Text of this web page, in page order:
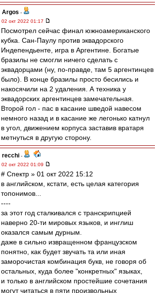
Argos -
02 окт 2022 01:17
Посмотрел сейчас финал южноамериканского
кубка. Сан-Паулу против эквадорского
Индепендьенте, игра в Аргентине. Богатые
бразилы не смогли ничего сделать с
эквадорцами (ну, по-правде, там 5 аргентинцев
было). В конце бразилы просто бесились и
накосячили на 2 удаления. А техника у
эквадорских аргентинцев замечательная.
Второй гол - пас в касание шведой навесом
немного назад и в касание же легонько катнул
в угол, движением корпуса заставив вратаря
метнуться в другую сторону.
recchi -
02 окт 2022 01:09
# Спектр » 01 окт 2022 15:12
в английском, кстати, есть целая категория
топонимов...
----
за этот год сталкивался с транскрипцией
наверно 20-ти мировых языков, и инглиш
оказался самым дурным.
даже в сильно извращенном французском
понятно, как будет звучать та или иная
заморочистая комбинация букв, не говоря об
остальных, куда более "конкретных" языках,
и только в английском простейшие сочетания
могут читаться в пяти произвольных